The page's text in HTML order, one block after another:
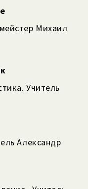
Михаил
Учитель
Александр